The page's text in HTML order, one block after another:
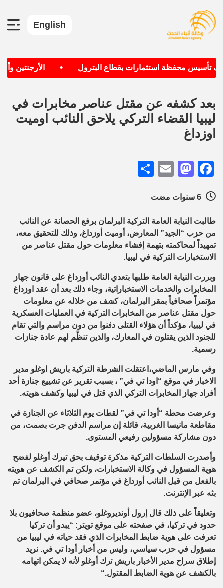
English
تأسيس محفظة استثمارات بقطاع البترول الأرجنتين
بعد كشفه عن مقتل عناصر مخابرات في
ليبيا القضاء التركي يلاحق النائب اوميت
اوزداغ
Facebook
Mastodon
Email
طالبت النيابة العامة التركية البرلمان برفع الحصانة عن النائب
من حزب “الجيد” المعارض، أوميت أوزداغ، وذلك للتحقيق معه،
تمهيداً لمحاكمته بتهمة إفشاء معلومات حول مقتل عناصر من
الاستخبارات التركية في ليبيا.
وبررت النيابة العامة طلبها بتعدي النائب أوزداغ على قانون جهاز
المخابرات والخدمات الاستخباراتية، وجاء ذلك بعد أن عقد اوزداغ
مؤتمراً صحافياً بمقر البرلمان، كشف من خلاله عن معلومات
حول مقتل عناصر من المخابرات التركية في العمليات العسكرية
في ليبيا، مؤكداً أن هؤلاء القتلى دفنوا من دون مراسم والتي تقام
للجنود الذين يقتلون في المعارك، والذين تنظَّم لهم عادة جنازات
رسمية.
وفي مارس الماضي،اعتقلت الشرطة التركية باريش اوغلو مدير
الاخبار في موقع “اودا تي في” ، بسبب تقرير عن تشييع جنازة أحد
أفراد جهاز المخابرات التركي الذي قتل في ليبيا وكشف هويته.
وعرضت محطة “أودا تي في” لقطات يوم الثلاثاء عن الجنازة في
مقاطعة مانيسا الغربية، قائلة إن مراسم الدفن جرت بصمت، من
دون مشاركة مسؤولين رفيعي المستوى.
وأصدرت السلطات التركية مذكرة توقيف بحق تيرك أوغلو لفضح
هوية المسؤول في وكالة الاستخبارات، ولكن تم الكشف عن هويته
بالفعل من قبل النائب أوزداغ في مؤتمر صحافي في البرلمان تم
بثه عبر الإنترنت.
وتعليقاً على ذلك قال إرول أونديروغلو، عضو منظمة صحافيون بلا
حدود في تركيا، في صفحته على موقع تويتر: “يبدو أن تركيا
تعرفت على هوية ضابط المخابرات الذي فقد حياته في ليبيا من
مسؤول في حزب سياسي، وليس من أخبار أودا تي في. نريد
إطلاق سراح مدير الأخبار باريش ترك أوغلو لأنه لا يمكن اتهامه
بالكشف عن هوية الضابط المقتول“.